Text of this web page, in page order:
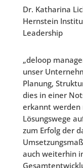
Dr. Katharina
Hernstein
Leadership
„deloop
unser
Planung,
dies in einer
erkannt werden
Lösungswege
zum Erfolg der
auch weiterhin